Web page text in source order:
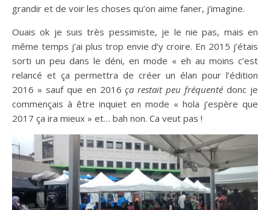
grandir et de voir les choses qu’on aime faner, j’imagine.
Ouais ok je suis très pessimiste, je le nie pas, mais en
même temps j’ai plus trop envie d’y croire. En 2015 j’étais
sorti un peu dans le déni, en mode « eh au moins c’est
relancé et ça permettra de créer un élan pour l’édition
2016 » sauf que en 2016ça restait peu fréquentédonc je
commençais à être inquiet en mode « hola j’espère que
2017 ça ira mieux » et… bah non. Ca veut pas !